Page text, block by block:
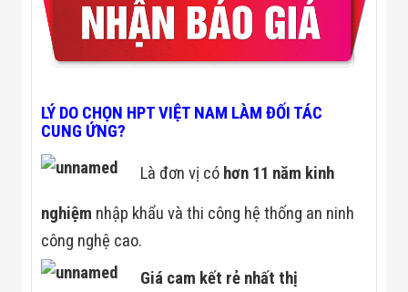
LÝ DO CHỌN HPT VIỆT NAM LÀM ĐỐI TÁC
CUNG ỨNG?
Là đơn vị có hơn 11 năm kinh
nghiệm nhập khẩu và thi công hệ thống an ninh
công nghệ cao.
Giá cam kết rẻ nhất thị